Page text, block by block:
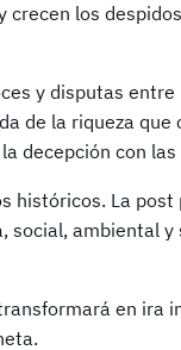
crecen los
y disputas
de la riqueza
decepción con
históricos. La
social, ambiental
en ira